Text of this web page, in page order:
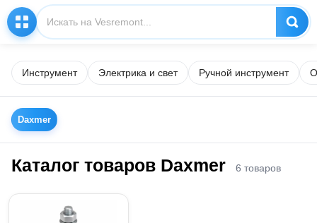
Инструмент Электрика и свет Ручной инструмент
Daxmer
Каталог товаров Daxmer 6 товаров